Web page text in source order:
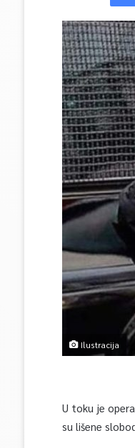
Ilustracija
U toku je
su lišene